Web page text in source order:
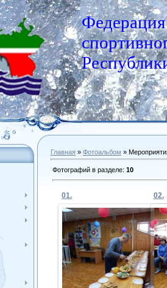
Федерация
Главная » Фотоальбом »
Фотографий в разделе: 10
01.
09.03.2020
Admin
02.